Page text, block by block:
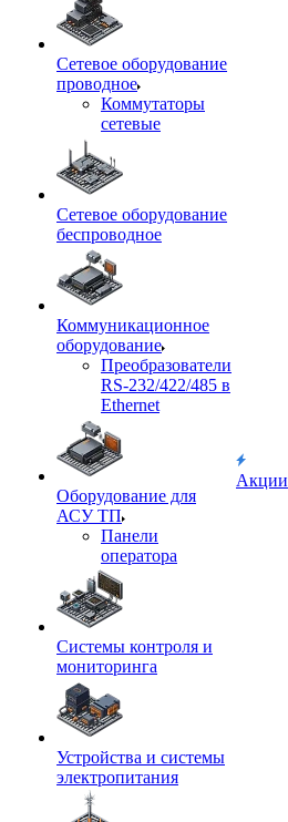
Сетевое оборудование
проводное
Коммутаторы
сетевые
Сетевое оборудование
беспроводное
Коммуникационное
оборудование
Преобразователи
RS-232/422/485 в
Ethernet
Оборудование для
АСУ ТП
Панели
оператора
Системы контроля и
мониторинга
Устройства и системы
электропитания
Акции